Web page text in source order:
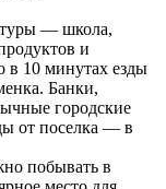
— школа,
и
в 10 минутах езды
Банки,
городские
от поселка — в
побывать в